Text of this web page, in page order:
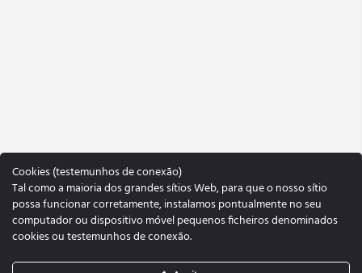
Cookies (testemunhos de conexão)
Tal como a maioria dos grandes sítios Web, para que o nosso sítio
possa funcionar corretamente, instalamos pontualmente no seu
computador ou dispositivo móvel pequenos ficheiros denominados
cookies ou testemunhos de conexão.